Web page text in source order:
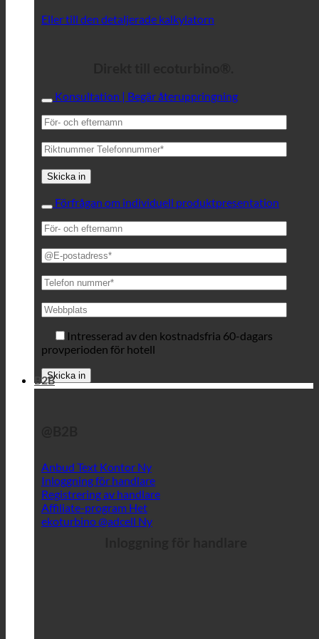
Eller till den detaljerade kalkylatorn
Konsultation | Begär återuppringning
Förfrågan om individuell produktpresentation
Intresserad av den kostnadsfria 60-dagars
provperioden för hotell
B2B
Anbud Text Kontor
Inloggning för handlare
Registrering av handlare
Affiliate-program
ekoturbino @adcell